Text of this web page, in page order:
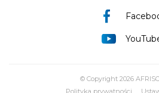
© Copyright 2026